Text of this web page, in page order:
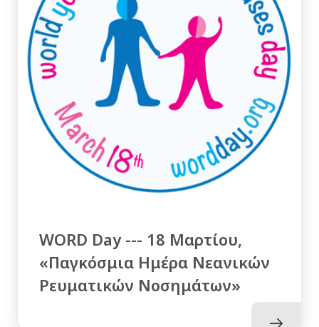
WORD Day --- 18 Μαρτίου,
«Παγκόσμια Ημέρα Νεανικών
Ρευματικών Νοσημάτων»